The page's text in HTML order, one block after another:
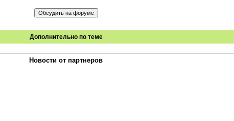
Дополнительно по теме
Новости от партнеров